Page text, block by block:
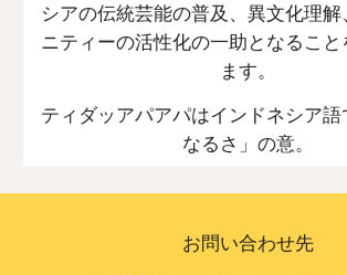
シアの伝統芸能の普及、異文化理解
ニティーの活性化の一助となるこ
ます。
ティダッアパアパはインドネシア
なるさ」の意。
お問い合わせ先